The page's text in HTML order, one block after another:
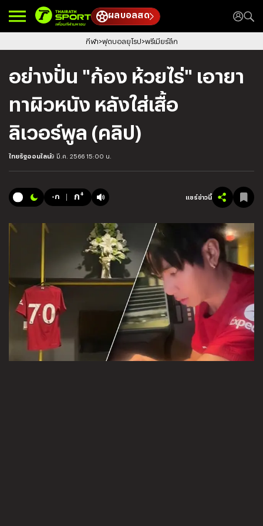
ผลบอลสด
กีฬา ฟุตบอลยุโรป พรีเมียร์ลีก
อย่างปั่น "ก้อง ห้วยไร่" เอายา
ทาผิวหนัง หลังใส่เสื้อ
ลิเวอร์พูล (คลิป)
ไทยรัฐออนไลน์9 มี.ค. 2566 15:00 น.
-ก ก+ แชร์ข่าวนี้